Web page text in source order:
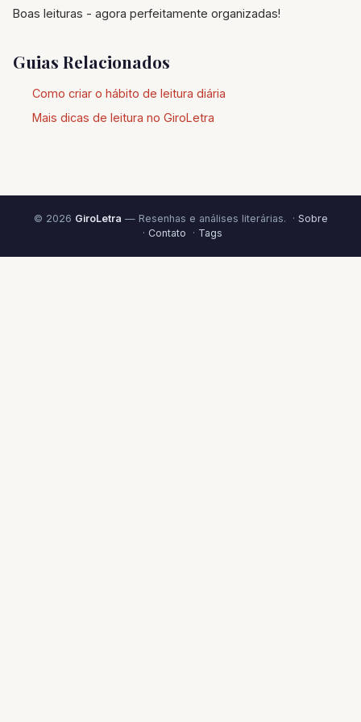
Boas leituras - agora perfeitamente organizadas!
Guias Relacionados
Como criar o hábito de leitura diária
Mais dicas de leitura no GiroLetra
© 2026 GiroLetra — Resenhas e análises literárias. · Sobre
· Contato · Tags